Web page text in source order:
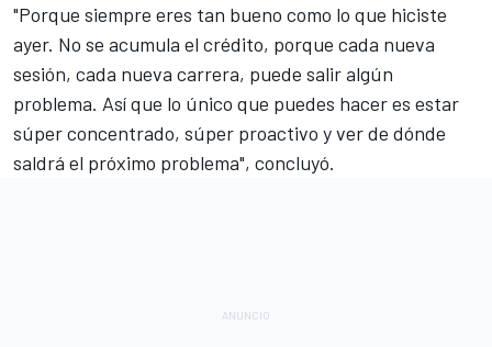
"Porque siempre eres tan bueno como lo que hiciste
ayer. No se acumula el crédito, porque cada nueva
sesión, cada nueva carrera, puede salir algún
problema. Así que lo único que puedes hacer es estar
súper concentrado, súper proactivo y ver de dónde
saldrá el próximo problema", concluyó.